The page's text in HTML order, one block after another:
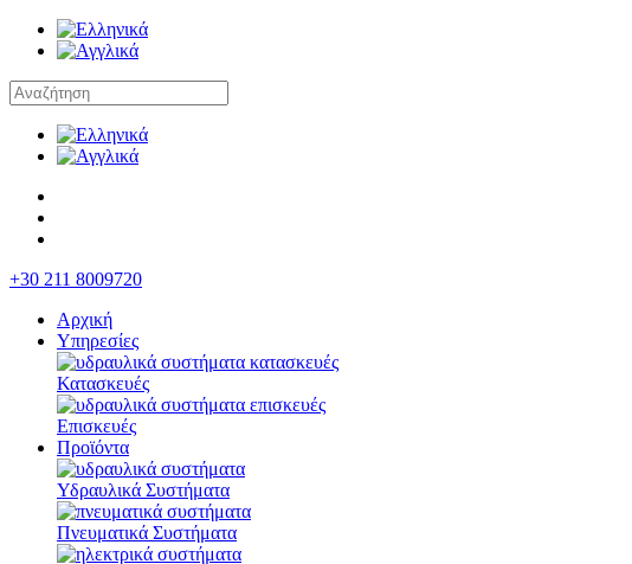
+30 211 8009720
Αρχική
Υπηρεσίες
Κατασκευές
Επισκευές
Προϊόντα
Υδραυλικά Συστήματα
Πνευματικά Συστήματα